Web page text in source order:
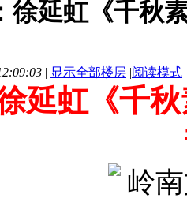
徐延虹《千秋
| 显示全部楼层 |阅读模式
延虹《千